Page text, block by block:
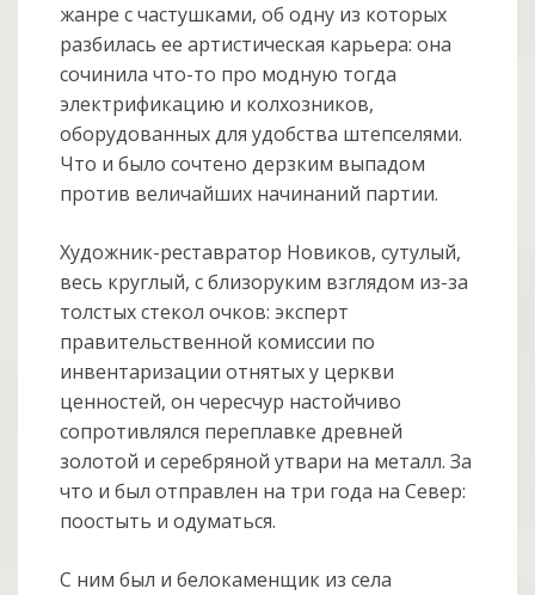
жанре с частушками, об одну из которых
разбилась ее артистическая карьера: она
сочинила что-то про модную тогда
электрификацию и колхозников,
оборудованных для удобства штепселями.
Что и было сочтено дерзким выпадом
против величайших начинаний партии.
Художник-реставратор Новиков, сутулый,
весь круглый, с близоруким взглядом из-за
толстых стекол очков: эксперт
правительственной комиссии по
инвентаризации отнятых у церкви
ценностей, он чересчур настойчиво
сопротивлялся переплавке древней
золотой и серебряной утвари на металл. За
что и был отправлен на три года на Север:
поостыть и одуматься.
С ним был и белокаменщик из села